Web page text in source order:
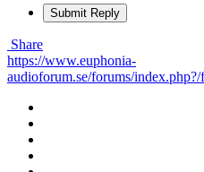
Submit Reply
Share
https://www.euphonia-
audioforum.se/forums/